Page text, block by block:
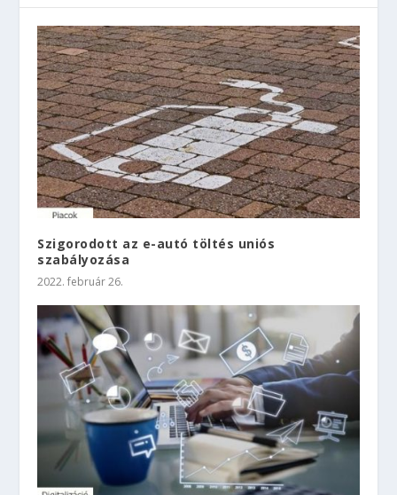
Szigorodott az e-autó töltés uniós
szabályozása
2022. február 26.